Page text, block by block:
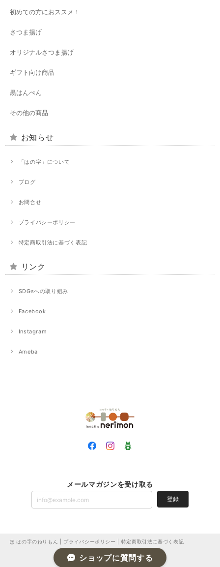
初めての方におススメ！
さつま揚げ
オリジナルさつま揚げ
ギフト向け商品
黒はんぺん
その他の商品
お知らせ
「はの字」について
ブログ
お問合せ
プライバシーポリシー
特定商取引法に基づく表記
リンク
SDGsへの取り組み
Facebook
Instagram
Ameba
メールマガジンを受け取る
登録
はの字のねりもん | プライバシーポリシー 特定商取引法に基づく表記
ショップに質問する